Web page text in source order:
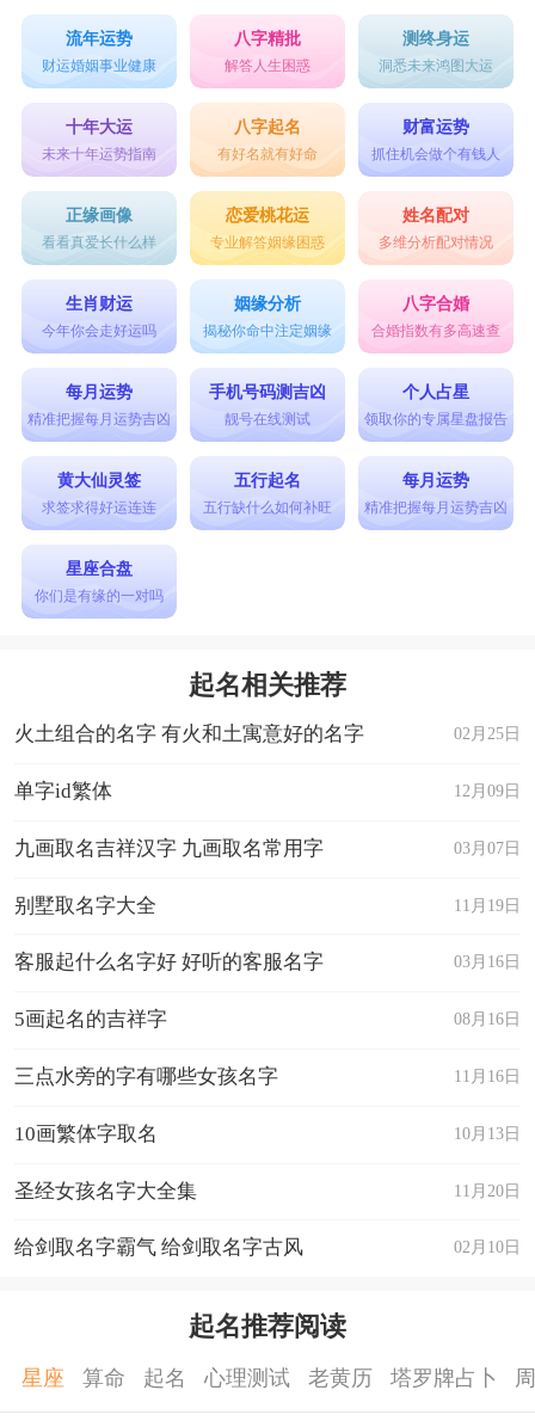
流年运势
财运婚姻事业健康
八字精批
解答人生困惑
测终身运
洞悉未来鸿图大运
十年大运
未来十年运势指南
八字起名
有好名就有好命
财富运势
抓住机会做个有钱人
正缘画像
看看真爱长什么样
恋爱桃花运
专业解答姻缘困惑
姓名配对
多维分析配对情况
生肖财运
今年你会走好运吗
姻缘分析
揭秘你命中注定姻缘
八字合婚
合婚指数有多高速查
每月运势
精准把握每月运势吉凶
手机号码测吉凶
靓号在线测试
个人占星
领取你的专属星盘报告
黄大仙灵签
求签求得好运连连
五行起名
五行缺什么如何补旺
每月运势
精准把握每月运势吉凶
星座合盘
你们是有缘的一对吗
起名相关推荐
02月25日
火土组合的名字 有火和土寓意好的名字
12月09日
单字id繁体
03月07日
九画取名吉祥汉字 九画取名常用字
11月19日
别墅取名字大全
03月16日
客服起什么名字好 好听的客服名字
08月16日
5画起名的吉祥字
11月16日
三点水旁的字有哪些女孩名字
10月13日
10画繁体字取名
11月20日
圣经女孩名字大全集
02月10日
给剑取名字霸气 给剑取名字古风
起名推荐阅读
星座 算命 起名 心理测试 老黄历 塔罗牌占卜